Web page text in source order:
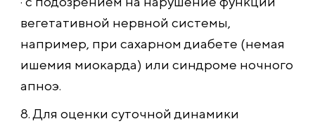
вегетативной нервной системы,
например, при сахарном диабете (немая
ишемия миокарда) или синдроме ночного
апноэ.
8. Для оценки суточной динамики